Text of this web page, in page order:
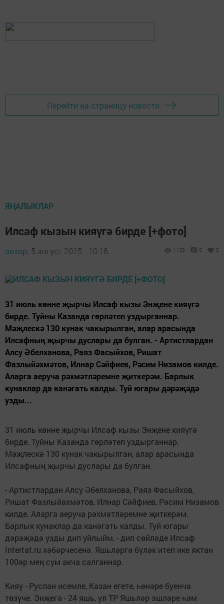
Перейти на страницу новости
ЯҢАЛЫКЛАР
Илсаф кызын кияүгә бирде [+фото]
автор, 5 август 2015 - 10:16 1138 0 0
31 июль көнне җырчы Илсаф кызы Энҗене кияүгә
бирде. Туйны Казанда гөрләтеп уздырганнар.
Мәҗлескә 130 кунак чакырылган, алар арасында
Илсафның җырчы дуслары да булган. - Артистлардан
Алсу Әбелханова, Раяз Фасыйхов, Ришат
Фазлыйәхмәтов, Илнар Сәйфиев, Рәсим Низамов килде.
Аларга аеруча рәхмәтләремне җиткерәм. Барлык
кунаклар да канәгать калды. Туй югары дәрәҗәдә
узды...
31 июль көнне җырчы Илсаф кызы Энҗене кияүгә
бирде. Туйны Казанда гөрләтеп уздырганнар.
Мәҗлескә 130 кунак чакырылган, алар арасында
Илсафның җырчы дуслары да булган.
- Артистлардан Алсу Әбелханова, Раяз Фасыйхов,
Ришат Фазлыйәхмәтов, Илнар Сәйфиев, Рәсим Низамов
килде. Аларга аеруча рәхмәтләремне җиткерәм.
Барлык кунаклар да канәгать калды. Туй югары
дәрәҗәдә узды дип уйлыйм, - дип сөйләде Илсаф
Intertat.ru хәбәрчесенә. Яшьләргә бүләк итеп ике яктан
100әр мең сум акча салганнар.
Кияү - Руслан исемле, Казан егете, һөнәре буенча
төзүче. Энҗегә - 24 яшь, ул ТР Яшьләр эшләре һәм